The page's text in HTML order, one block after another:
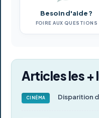
Besoin d'aide ?
FOIRE AUX QUESTIONS
Articles les +
CINÉMA Disparition